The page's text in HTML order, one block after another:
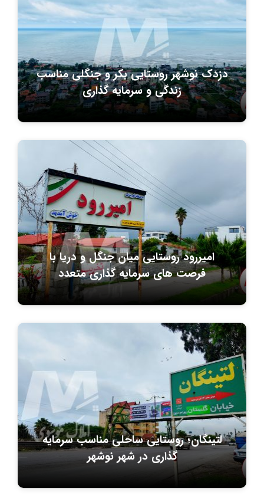
دزدک نوشهر روستایی بکر و جنگلی مناسب
زندگی و سرمایه گذاری
امیررود روستایی میان جنگل و دریا با
فرصت های سرمایه گذاری متعدد
لتینگان؛ روستایی ساحلی مناسب سرمایه
گذاری در شهر نوشهر